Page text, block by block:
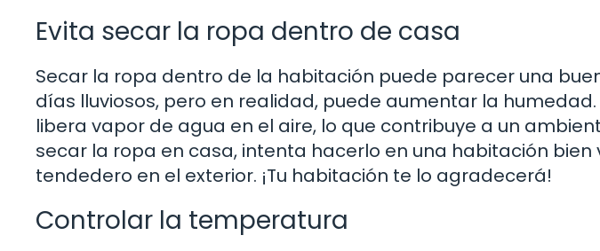
Evita secar la ropa dentro de casa
Secar la ropa dentro de la habitación puede parecer una
días lluviosos, pero en realidad, puede aumentar la
libera vapor de agua en el aire, lo que contribuye a un
secar la ropa en casa, intenta hacerlo en una habitación bien
tendedero en el exterior. ¡Tu habitación te lo agradecerá!
Controlar la temperatura